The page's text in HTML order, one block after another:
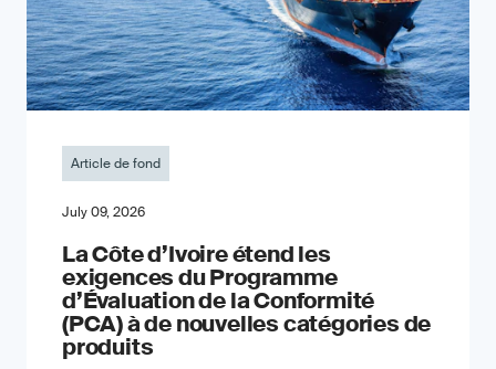
Article de fond
July 09, 2026
La Côte d’Ivoire étend les
exigences du Programme
d’Évaluation de la Conformité
(PCA) à de nouvelles catégories de
produits